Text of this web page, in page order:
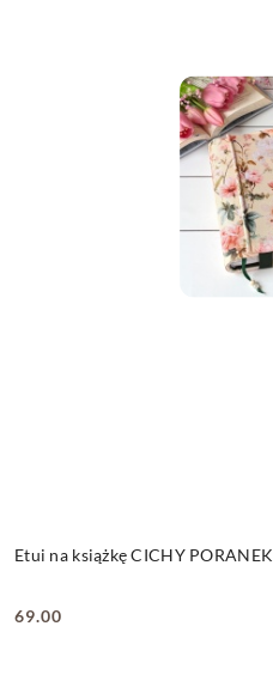
Etui na książkę CICHY PORANEK
Cena:
69.00